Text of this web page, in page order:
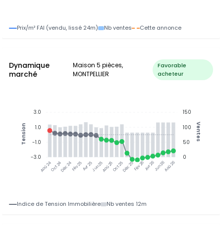
Prix/m² FAI (vendu, lissé 24m) Nb ventes Cette annonce
Dynamique
marché
Maison 5 pièces,
MONTPELLIER
Favorable
acheteur
Aoû 24Oct 24Déc 24Fév 25Avr 25Jun 25Aoû 25Oct 25Déc 25Fév 26Avr 26Jun 26Aoû 26
150
100
50
0
Ventes
3.0
1.0
-1.0
-3.0
Tension
Indice de Tension Immobilière Nb ventes 12m